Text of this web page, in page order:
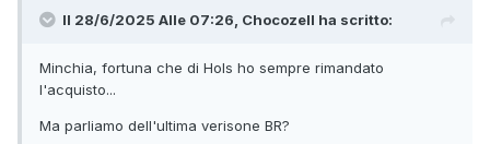
Il 28/6/2025 Alle 07:26, Chocozell ha scritto:
Minchia, fortuna che di Hols ho sempre rimandato
l'acquisto...
Ma parliamo dell'ultima verisone BR?